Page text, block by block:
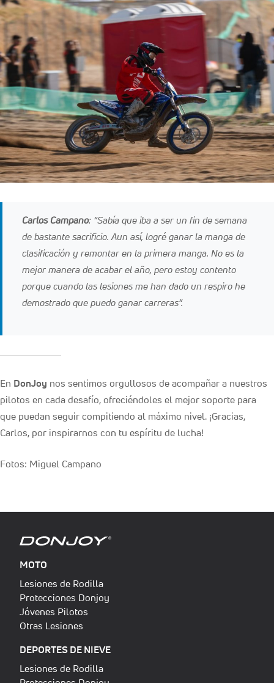
Carlos Campano: “Sabía que iba a ser un fin de semana
de bastante sacrificio. Aun así, logré ganar la manga de
clasificación y remontar en la primera manga. No es la
mejor manera de acabar el año, pero estoy contento
porque cuando las lesiones me han dado un respiro he
demostrado que puedo ganar carreras”.
En DonJoy nos sentimos orgullosos de acompañar a nuestros
pilotos en cada desafío, ofreciéndoles el mejor soporte para
que puedan seguir compitiendo al máximo nivel. ¡Gracias,
Carlos, por inspirarnos con tu espíritu de lucha!
Fotos: Miguel Campano
MOTO
Lesiones de Rodilla
Protecciones Donjoy
Jóvenes Pilotos
Otras Lesiones
DEPORTES DE NIEVE
Lesiones de Rodilla